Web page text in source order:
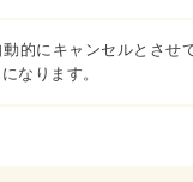
的にキャンセルとさ
なります。